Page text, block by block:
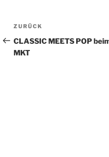
Vorheriger
Beitrag
ZURÜCK
CLASSIC MEETS POP
MKT